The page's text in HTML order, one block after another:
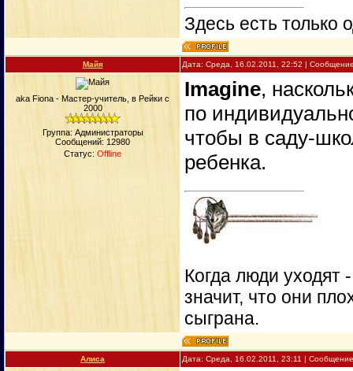
Здесь есть только
Майя Дата: Среда, 16.02.2011, 22:52 |
aka Fiona - Мастер-учитель, в Рейки с
2000
Группа: Администраторы
Сообщений: 12980
Статус: Offline
Imagine,
по
чтобы в саду-
ребенка.
Когда люди уходят
значит, что они
сыграна.
Алиса Дата: Среда, 16.02.2011, 23:11 |